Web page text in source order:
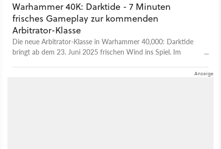
Warhammer 40K: Darktide - 7 Minuten
frisches Gameplay zur kommenden
Arbitrator-Klasse
Die neue Arbitrator-Klasse in Warhammer 40,000: Darktide
bringt ab dem 23. Juni 2025 frischen Wind ins Spiel. Im
gepanzerter Frontkämpfer mit Schild, Schock-Schlagstock und